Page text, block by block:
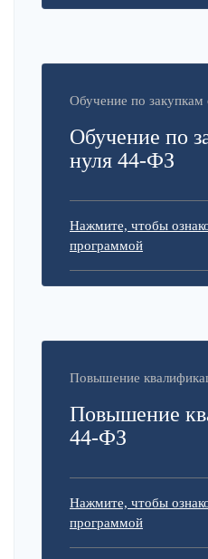
Обучение по
Обучение по
нуля 44-ФЗ
Нажмите, чтобы
программой
Повышение
Повышение
44-ФЗ
Нажмите, чтобы
программой